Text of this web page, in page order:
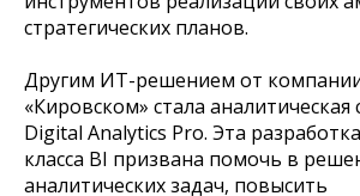
стратегических планов.
Другим ИТ-решением от
«Кировском» стала аналитическая
Digital Analytics Pro. Эта
класса BI призвана помочь в
аналитических задач, повысить